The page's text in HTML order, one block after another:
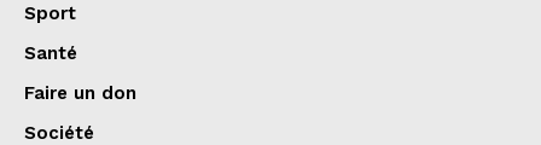
Sport
Santé
Faire un don
Société